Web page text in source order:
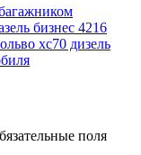
бизнес 4216
хс70 дизель
поля